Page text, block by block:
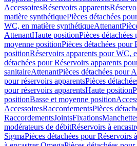
AccessoiresRéservoirs apparents
matière synthétiquePièces détachées
WC, en matière synthétiqueAttenant
AttenantHaute positionPièces
moyenne positionPièces détachées pour
positionRéservoirs apparents pour WC,
détachées pour Réservoirs apparents
sanitaireAttenantPièces détachées pour
pour réservoirs apparentsPièces
pour réservoirs apparentsHaute position
positionBasse et moyenne position
AccessoiresRaccordementsPièces
RaccordementsJointsFixations
modérateurs de débitRéservoirs à
SigmaPièces détachées pour Réservoirs